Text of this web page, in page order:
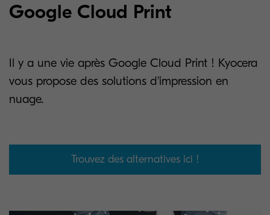
Google Cloud Print
Il y a une vie après Google Cloud Print ! Kyocera
vous propose des solutions d'impression en
nuage.
Trouvez des alternatives ici !